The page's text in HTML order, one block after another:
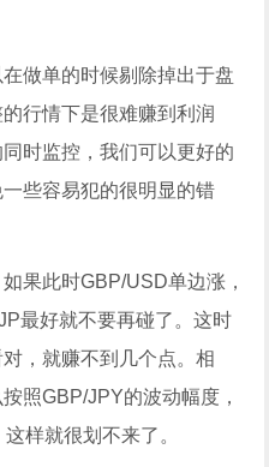
做单的时候剔除掉出于盘
行情下是很难赚到利润
时监控，我们可以更好的
些容易犯的很明显的错
果此时GBP/USD单边涨，
最好就不要再碰了。这时
，就赚不到几个点。相
照GBP/JPY的波动幅度，
样就很划不来了。